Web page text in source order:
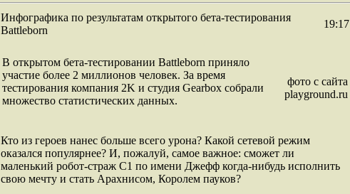
Инфографика по результатам открытого бета-тестирования
Battleborn
19:17
В открытом бета-тестировании Battleborn приняло
участие более 2 миллионов человек. За время
тестирования компания 2K и студия Gearbox собрали
множество статистических данных.
фото с сайта
playground.ru
Кто из героев нанес больше всего урона? Какой сетевой режим
оказался популярнее? И, пожалуй, самое важное: сможет ли
маленький робот-страж С1 по имени Джефф когда-нибудь исполнить
свою мечту и стать Арахнисом, Королем пауков?